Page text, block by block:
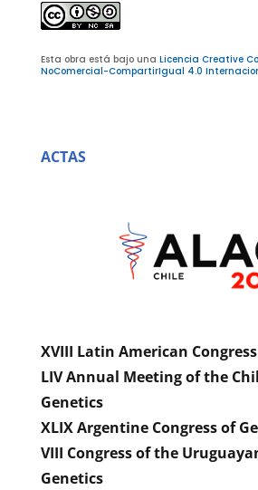
Esta obra está bajo una Licencia Creative
NoComercial-CompartirIgual 4.0
ACTAS
XVIII Latin American
LIV Annual Meeting of the
Genetics
XLIX Argentine Congress of
VIII Congress of the
Genetics